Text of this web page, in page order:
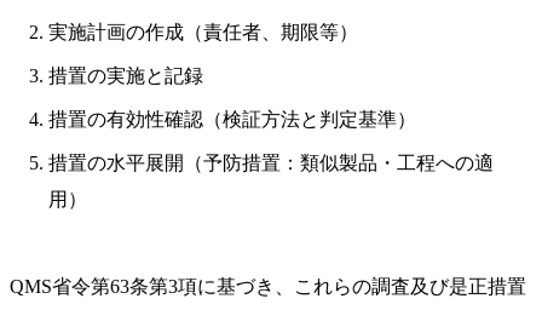
実施計画の作成（責任者、期限等）
措置の実施と記録
措置の有効性確認（検証方法と判定基準）
措置の水平展開（予防措置：類似製品・工程への適
用）
QMS省令第63条第3項に基づき、これらの調査及び是正措置